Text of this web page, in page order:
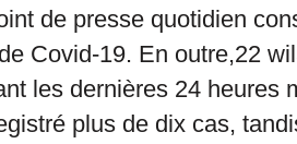
de presse quotidien
Covid-19. En outre,22
les dernières 24 heures
plus de dix cas,